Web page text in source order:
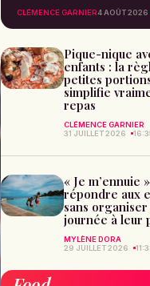
CLÉMENCE GARNIER4 AOÛT 2026
Pique-nique
enfants : la
petites
simplifie
repas
CLÉMENCE GARNIER
31 JUILLET 2026
« Je m’ennuie
répondre aux
sans
journée à leur
MYLÈNE DORA
29 JUILLET 2026